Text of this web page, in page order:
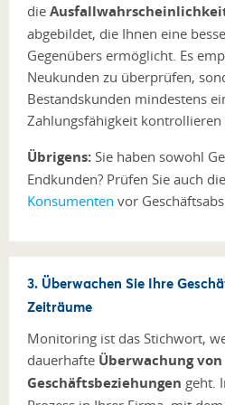
die
abgebildet, die Ihnen eine
Gegenübers ermöglicht. Es
Neukunden zu überprüfen,
Bestandskunden mindestens
Zahlungsfähigkeit kontrollieren
Übrigens: Sie haben sowohl
Endkunden? Prüfen Sie auch die
Konsumenten vor
3. Überwachen Sie Ihre
Zeiträume
Monitoring ist das Stichwort,
dauerhafte Überwachung von
Geschäftsbeziehungen geht.